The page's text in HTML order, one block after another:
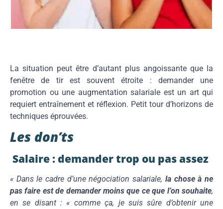
La situation peut être d’autant plus angoissante que la
fenêtre de tir est souvent étroite : demander une
promotion ou une augmentation salariale est un art qui
requiert entraînement et réflexion. Petit tour d’horizons de
techniques éprouvées.
Les don’ts
Salaire : demander trop ou pas assez
« Dans le cadre d’une négociation salariale, la chose à ne
pas faire est de demander moins que ce que l’on souhaite,
en se disant : « comme ça, je suis sûre d’obtenir une